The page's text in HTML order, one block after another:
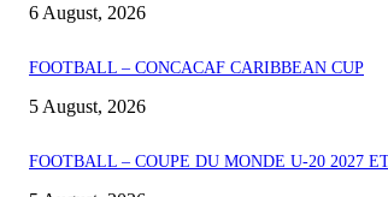
6 August, 2026
FOOTBALL – CONCACAF CARIBBEAN CUP
5 August, 2026
FOOTBALL – COUPE DU MONDE U-20 2027